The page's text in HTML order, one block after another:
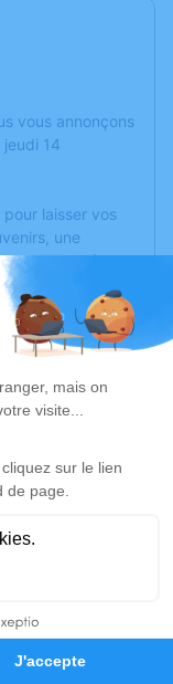
Hommages
vous annonçons
jeudi 14
laisser vos
une
des poèmes
dédié à
estdisponible
de Paris